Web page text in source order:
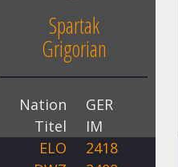
Spartak
Grigorian
Nation
GER
Titel
IM
ELO
2418